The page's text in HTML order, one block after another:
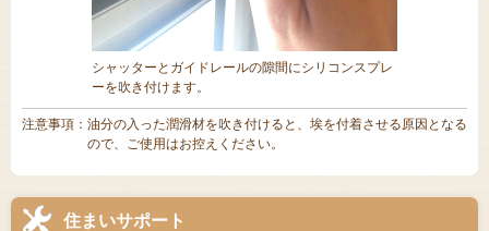
シャッターとガイドレールの隙間にシリコンスプレ
ーを吹き付けます。
注意事項：油分の入った潤滑材を吹き付けると、埃を付着させる原因となる
ので、ご使用はお控えください。
住まいサポート